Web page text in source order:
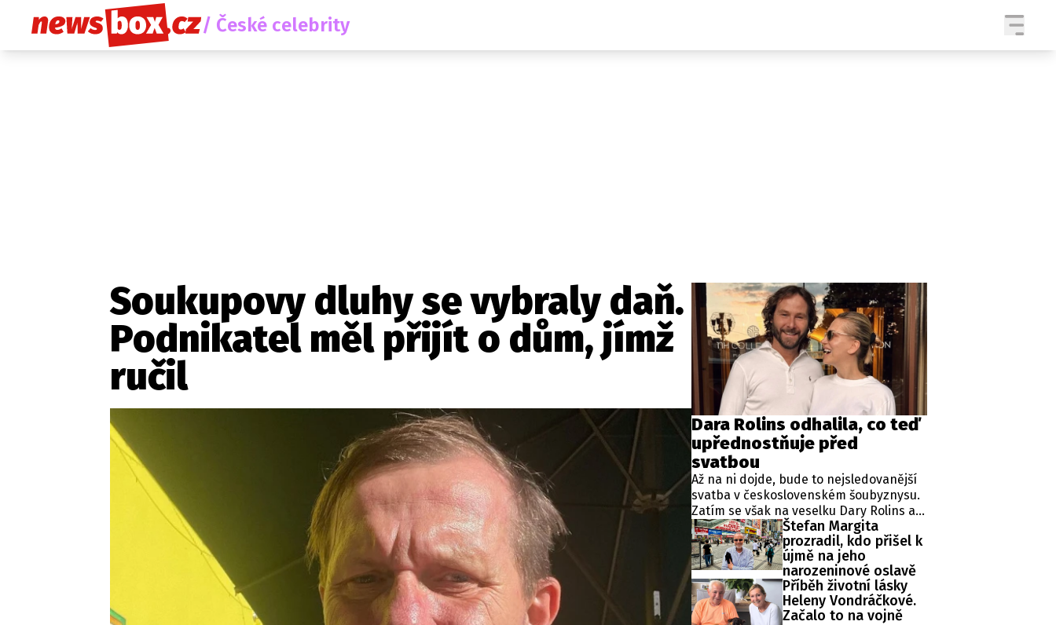
/ České celebrity
Etický kodex Redakce Kontakt Vydavatel Inzerce Osobní údaje / Cookies Volná místa
Provozovatelem serveru newsbox.cz je INCORP MEDIA GROUP s.r.o., IČ: 118 23 054
SLEDUJTE NÁS NA
Zaznamenali jste událost? Máte pro nás důležitou zprávu, příběh, fotografie, videa?
Pošlete nám mail na: redakce@newsbox.cz
Nejlepší z vás odměníme
Soukupovy dluhy se vybraly daň.
Podnikatel měl přijít o dům, jímž
ručil
Dara Rolins odhalila, co teď
upřednostňuje před
svatbou
Až na ni dojde, bude to nejsledovanější
svatba v československém šoubyznysu.
Zatím se však na veselku Dary Rolins a
Pavla Nedvěda stále čeká. Nic navíc
nenasvědčuje tomu, že by měla
proběhnout například o nadcházejícím
víkendu či v dohledné době.
Štefan Margita
prozradil, kdo přišel k
újmě na jeho
narozeninové oslavě
Příběh životní lásky
Heleny Vondráčkové.
Začalo to na vojně